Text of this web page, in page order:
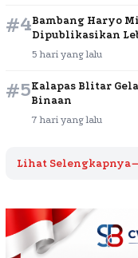
#4Bambang Haryo
Dipublikasikan
5 hari yang lalu
#5Kalapas Blitar
Binaan
7 hari yang lalu
Lihat Selengkapnya